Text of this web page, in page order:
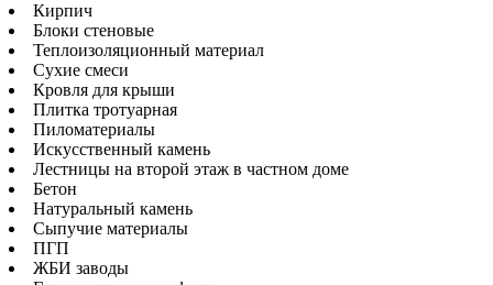
Кирпич
Блоки стеновые
Теплоизоляционный материал
Сухие смеси
Кровля для крыши
Плитка тротуарная
Пиломатериалы
Искусственный камень
Лестницы на второй этаж в частном доме
Бетон
Натуральный камень
Сыпучие материалы
ПГП
ЖБИ заводы